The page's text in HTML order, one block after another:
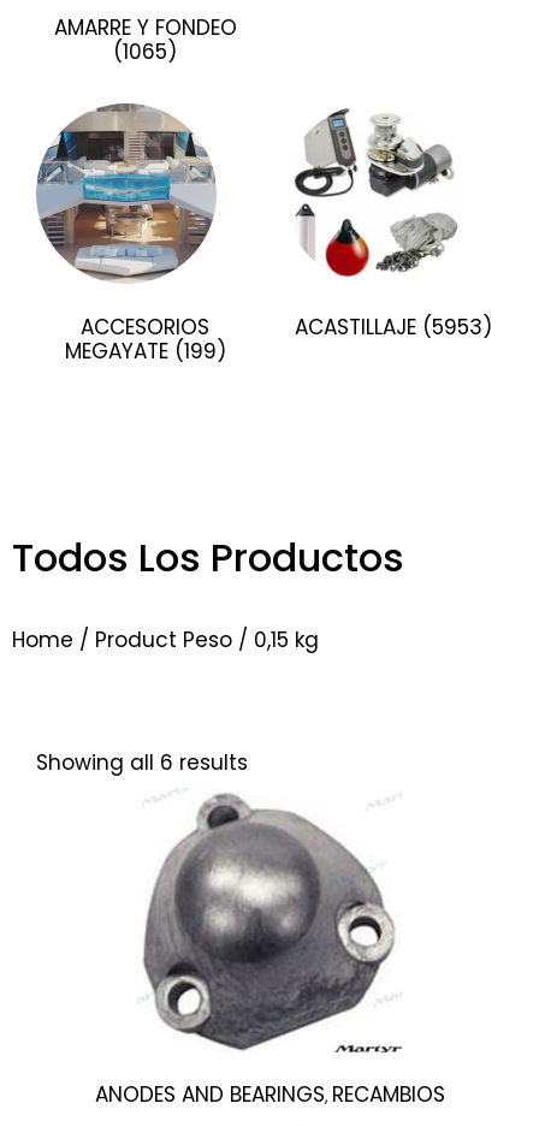
AMARRE Y FONDEO
(1065)
ACCESORIOS
MEGAYATE (199)
ACASTILLAJE (5953)
Todos Los Productos
Home / Product Peso / 0,15 kg
Showing all 6 results
ANODES AND BEARINGS, RECAMBIOS